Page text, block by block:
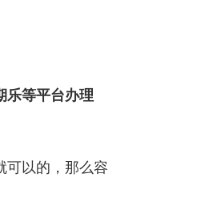
乐等平台办理
可以的，那么容